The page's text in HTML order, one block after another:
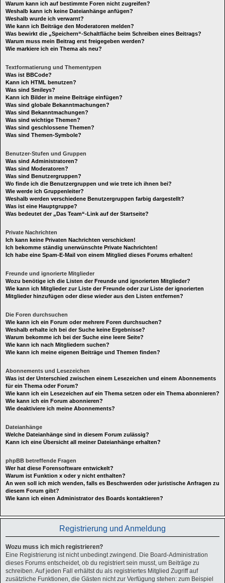
Warum kann ich auf bestimmte Foren nicht zugreifen?
Weshalb kann ich keine Dateianhänge anfügen?
Weshalb wurde ich verwarnt?
Wie kann ich Beiträge den Moderatoren melden?
Was bewirkt die „Speichern“-Schaltfläche beim Schreiben eines Beitrags?
Warum muss mein Beitrag erst freigegeben werden?
Wie markiere ich ein Thema als neu?
Textformatierung und Thementypen
Was ist BBCode?
Kann ich HTML benutzen?
Was sind Smileys?
Kann ich Bilder in meine Beiträge einfügen?
Was sind globale Bekanntmachungen?
Was sind Bekanntmachungen?
Was sind wichtige Themen?
Was sind geschlossene Themen?
Was sind Themen-Symbole?
Benutzer-Stufen und Gruppen
Was sind Administratoren?
Was sind Moderatoren?
Was sind Benutzergruppen?
Wo finde ich die Benutzergruppen und wie trete ich ihnen bei?
Wie werde ich Gruppenleiter?
Weshalb werden verschiedene Benutzergruppen farbig dargestellt?
Was ist eine Hauptgruppe?
Was bedeutet der „Das Team“-Link auf der Startseite?
Private Nachrichten
Ich kann keine Privaten Nachrichten verschicken!
Ich bekomme ständig unerwünschte Private Nachrichten!
Ich habe eine Spam-E-Mail von einem Mitglied dieses Forums erhalten!
Freunde und ignorierte Mitglieder
Wozu benötige ich die Listen der Freunde und ignorierten Mitglieder?
Wie kann ich Mitglieder zur Liste der Freunde oder zur Liste der ignorierten
Mitglieder hinzufügen oder diese wieder aus den Listen entfernen?
Die Foren durchsuchen
Wie kann ich ein Forum oder mehrere Foren durchsuchen?
Weshalb erhalte ich bei der Suche keine Ergebnisse?
Warum bekomme ich bei der Suche eine leere Seite?
Wie kann ich nach Mitgliedern suchen?
Wie kann ich meine eigenen Beiträge und Themen finden?
Abonnements und Lesezeichen
Was ist der Unterschied zwischen einem Lesezeichen und einem Abonnements
für ein Thema oder Forum?
Wie kann ich ein Lesezeichen auf ein Thema setzen oder ein Thema abonnieren?
Wie kann ich ein Forum abonnieren?
Wie deaktiviere ich meine Abonnements?
Dateianhänge
Welche Dateianhänge sind in diesem Forum zulässig?
Kann ich eine Übersicht all meiner Dateianhänge erhalten?
phpBB betreffende Fragen
Wer hat diese Forensoftware entwickelt?
Warum ist Funktion x oder y nicht enthalten?
An wen soll ich mich wenden, falls es Beschwerden oder juristische Anfragen zu
diesem Forum gibt?
Wie kann ich einen Administrator des Boards kontaktieren?
Registrierung und Anmeldung
Wozu muss ich mich registrieren?
Eine Registrierung ist nicht unbedingt zwingend. Die Board-Administration
dieses Forums entscheidet, ob du registriert sein musst, um Beiträge zu
schreiben. Auf jeden Fall erhältst du als registriertes Mitglied Zugriff auf
zusätzliche Funktionen, die Gästen nicht zur Verfügung stehen: zum Beispiel